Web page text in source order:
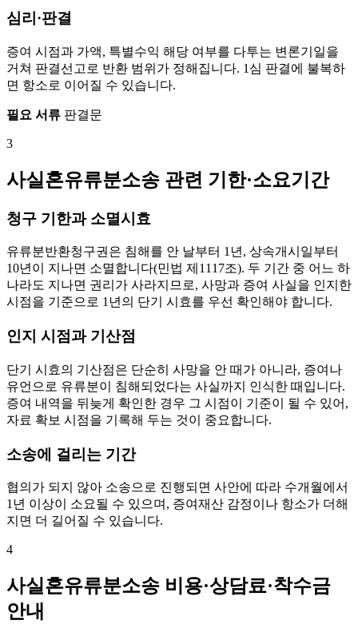
심리·판결
증여 시점과 가액, 특별수익 해당 여부를 다투는 변론기일을
거쳐 판결선고로 반환 범위가 정해집니다. 1심 판결에 불복하
면 항소로 이어질 수 있습니다.
필요 서류 판결문
3
사실혼유류분소송 관련 기한·소요기간
청구 기한과 소멸시효
유류분반환청구권은 침해를 안 날부터 1년, 상속개시일부터
10년이 지나면 소멸합니다(민법 제1117조). 두 기간 중 어느 하
나라도 지나면 권리가 사라지므로, 사망과 증여 사실을 인지한
시점을 기준으로 1년의 단기 시효를 우선 확인해야 합니다.
인지 시점과 기산점
단기 시효의 기산점은 단순히 사망을 안 때가 아니라, 증여나
유언으로 유류분이 침해되었다는 사실까지 인식한 때입니다.
증여 내역을 뒤늦게 확인한 경우 그 시점이 기준이 될 수 있어,
자료 확보 시점을 기록해 두는 것이 중요합니다.
소송에 걸리는 기간
협의가 되지 않아 소송으로 진행되면 사안에 따라 수개월에서
1년 이상이 소요될 수 있으며, 증여재산 감정이나 항소가 더해
지면 더 길어질 수 있습니다.
4
사실혼유류분소송 비용·상담료·착수금
안내